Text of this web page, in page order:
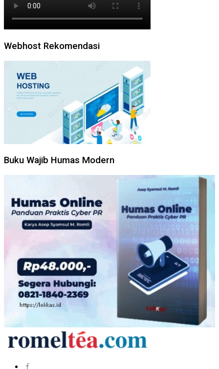
Webhost Rekomendasi
Buku Wajib Humas Modern